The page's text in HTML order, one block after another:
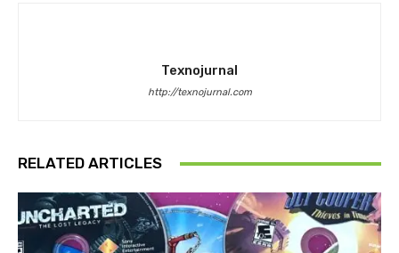
Texnojurnal
http://texnojurnal.com
RELATED ARTICLES